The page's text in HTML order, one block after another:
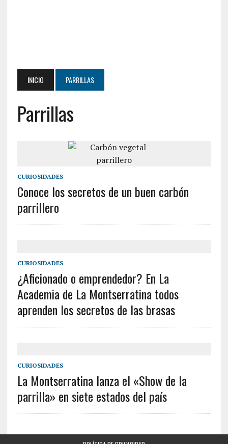
INICIO PARRILLAS
Parrillas
CURIOSIDADES
Conoce los secretos de un buen carbón
parrillero
CURIOSIDADES
¿Aficionado o emprendedor? En La
Academia de La Montserratina todos
aprenden los secretos de las brasas
CURIOSIDADES
La Montserratina lanza el «Show de la
parrilla» en siete estados del país